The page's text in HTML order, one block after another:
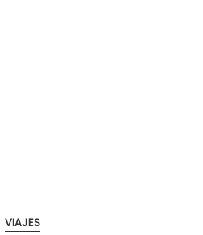
VIAJES